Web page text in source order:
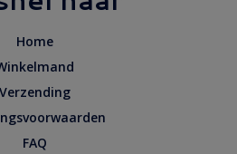
Home
Verzending
FAQ